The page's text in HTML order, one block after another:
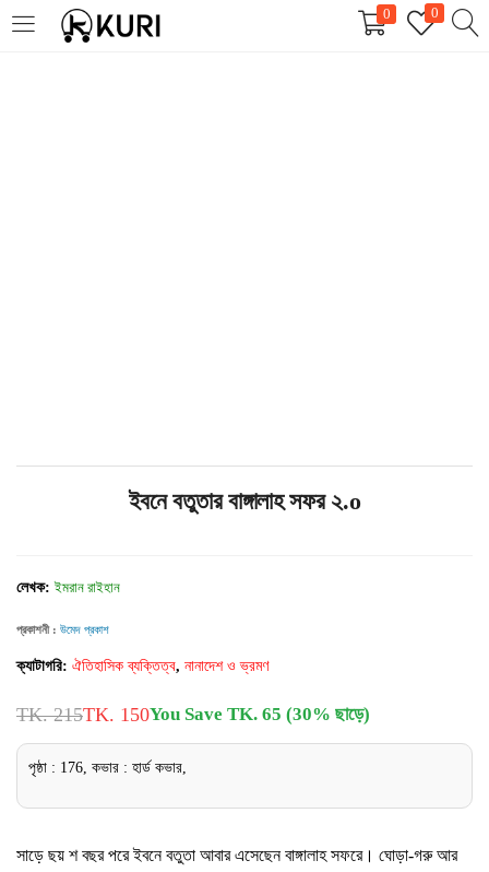
0
0
LOGIN
REGISTER
ইবনে বতুতার বাঙ্গালাহ সফর ২.o
লেখক:ইমরান রাইহান
প্রকাশনী : উমেদ প্রকাশ
ক্যাটাগরি: ঐতিহাসিক ব্যক্তিত্ব, নানাদেশ ও ভ্রমণ
TK. 215TK. 150You Save TK. 65 (30% ছাড়ে)
পৃষ্ঠা : 176, কভার : হার্ড কভার,
সাড়ে ছয় শ বছর পরে ইবনে বতুতা আবার এসেছেন বাঙ্গালাহ সফরে। ঘোড়া-গরু আর